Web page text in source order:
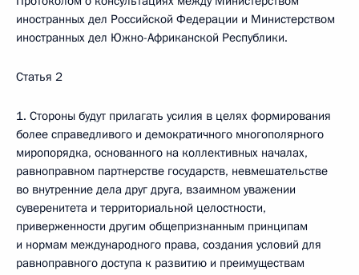
иностранных дел Российской Федерации и Министерством
иностранных дел Южно-Африканской Республики.
Статья 2
1. Стороны будут прилагать усилия в целях формирования
более справедливого и демократичного многополярного
миропорядка, основанного на коллективных началах,
равноправном партнерстве государств, невмешательстве
во внутренние дела друг друга, взаимном уважении
суверенитета и территориальной целостности,
приверженности другим общепризнанным принципам
и нормам международного права, создания условий для
равноправного доступа к развитию и преимуществам